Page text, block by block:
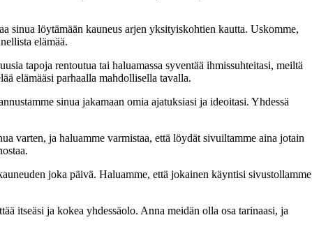
sinua löytämään kauneus arjen yksityiskohtien kautta. Uskomme,
elämää.
tapoja rentoutua tai haluamassa syventää ihmissuhteitasi, meiltä
elämääsi parhaalla mahdollisella tavalla.
sinua jakamaan omia ajatuksiasi ja ideoitasi. Yhdessä
varten, ja haluamme varmistaa, että löydät sivuiltamme aina jotain
joka päivä. Haluamme, että jokainen käyntisi sivustollamme
itseäsi ja kokea yhdessäolo. Anna meidän olla osa tarinaasi, ja